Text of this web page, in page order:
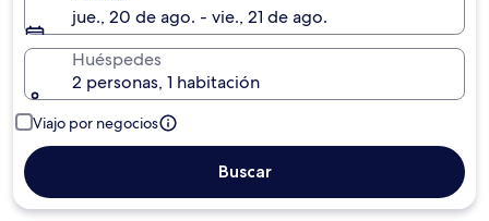
jue., 20 de ago. - vie., 21 de ago.
Huéspedes
2 personas, 1 habitación
Viajo por negocios
Buscar